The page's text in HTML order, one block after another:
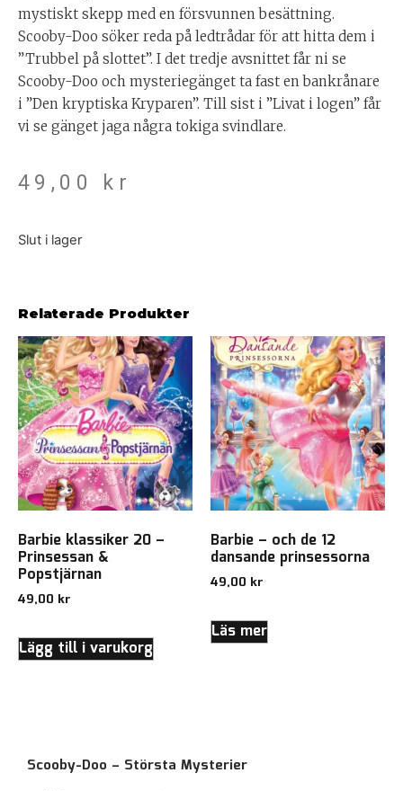
mystiskt skepp med en försvunnen besättning.
Scooby-Doo söker reda på ledtrådar för att hitta dem i
”Trubbel på slottet”. I det tredje avsnittet får ni se
Scooby-Doo och mysteriegänget ta fast en bankrånare
i ”Den kryptiska Kryparen”. Till sist i ”Livat i logen” får
vi se gänget jaga några tokiga svindlare.
49,00 kr
Slut i lager
Scooby-Doo – Största Mysterier
Relaterade Produkter
Barbie klassiker 20 –
Prinsessan &
Popstjärnan
49,00 kr
Lägg till i varukorg
Barbie – och de 12
dansande prinsessorna
49,00 kr
Läs mer